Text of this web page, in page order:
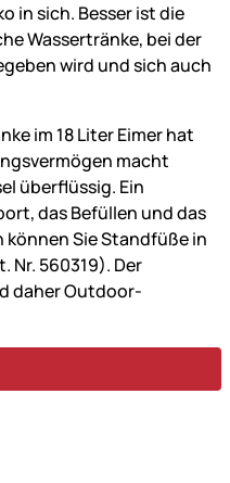
in sich. Besser ist die
Wassertränke, bei der
wird und sich auch
im 18 Liter Eimer hat
macht
überflüssig. Ein
das Befüllen und das
können Sie Standfüße in
Nr. 560319). Der
daher Outdoor-